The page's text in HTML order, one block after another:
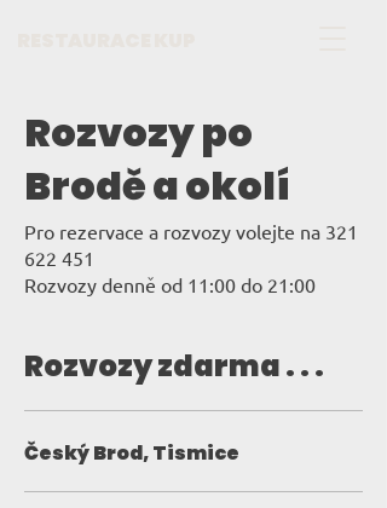
Rozvozy po
Brodě a okolí
Pro rezervace a rozvozy volejte na 321
622 451
Rozvozy denně od 11:00 do 21:00
Rozvozy zdarma . . .
Český Brod, Tismice